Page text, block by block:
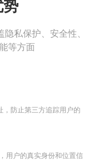
私保护、安全性、
等方面
防止第三方追踪用户的
用户的真实身份和位置信